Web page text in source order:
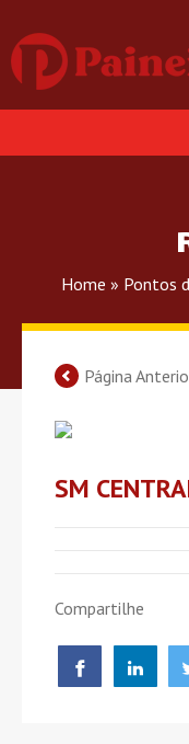
Home » Pontos
Página
SM
Compartilhe